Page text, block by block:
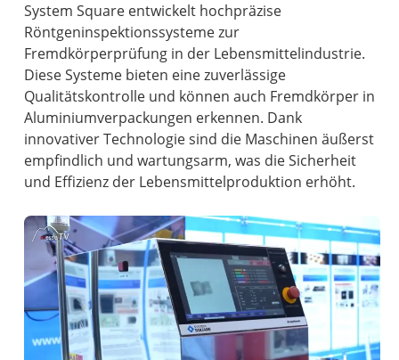
System Square entwickelt hochpräzise
Röntgeninspektionssysteme zur
Fremdkörperprüfung in der Lebensmittelindustrie.
Diese Systeme bieten eine zuverlässige
Qualitätskontrolle und können auch Fremdkörper in
Aluminiumverpackungen erkennen. Dank
innovativer Technologie sind die Maschinen äußerst
empfindlich und wartungsarm, was die Sicherheit
und Effizienz der Lebensmittelproduktion erhöht.